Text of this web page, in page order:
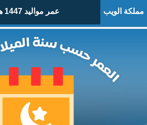
مملكة الويب عمر مواليد 1447 هجري